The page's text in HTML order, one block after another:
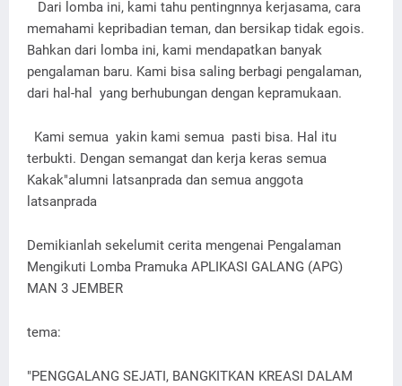
Dari lomba ini, kami tahu pentingnnya kerjasama, cara
memahami kepribadian teman, dan bersikap tidak egois.
Bahkan dari lomba ini, kami mendapatkan banyak
pengalaman baru. Kami bisa saling berbagi pengalaman,
dari hal-hal yang berhubungan dengan kepramukaan.
Kami semua yakin kami semua pasti bisa. Hal itu
terbukti. Dengan semangat dan kerja keras semua
Kakak"alumni latsanprada dan semua anggota
latsanprada
Demikianlah sekelumit cerita mengenai Pengalaman
Mengikuti Lomba Pramuka APLIKASI GALANG (APG)
MAN 3 JEMBER
tema:
"PENGGALANG SEJATI, BANGKITKAN KREASI DALAM